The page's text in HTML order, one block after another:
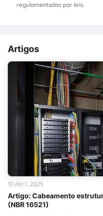
regulamentadas por leis.
Artigos
Artigo: Cabeamento
(NBR 16521)
10 Abril, 2025